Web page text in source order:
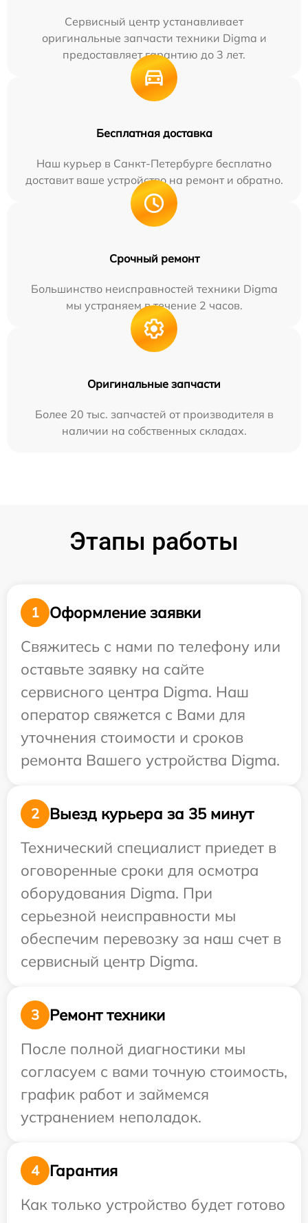
Сервисный центр устанавливает
оригинальные запчасти техники Digma и
предоставляет гарантию до 3 лет.
Бесплатная доставка
Наш курьер в Санкт-Петербурге бесплатно
доставит ваше устройство на ремонт и обратно.
Срочный ремонт
Большинство неисправностей техники Digma
мы устраняем в течение 2 часов.
Оригинальные запчасти
Более 20 тыс. запчастей от производителя в
наличии на собственных складах.
Этапы работы
1
Оформление заявки
Свяжитесь с нами по телефону или
оставьте заявку на сайте
сервисного центра Digma. Наш
оператор свяжется с Вами для
уточнения стоимости и сроков
ремонта Вашего устройства Digma.
2
Выезд курьера за 35 минут
Технический специалист приедет в
оговоренные сроки для осмотра
оборудования Digma. При
серьезной неисправности мы
обеспечим перевозку за наш счет в
сервисный центр Digma.
3
Ремонт техники
После полной диагностики мы
согласуем с вами точную стоимость,
график работ и займемся
устранением неполадок.
4
Гарантия
Как только устройство будет готово